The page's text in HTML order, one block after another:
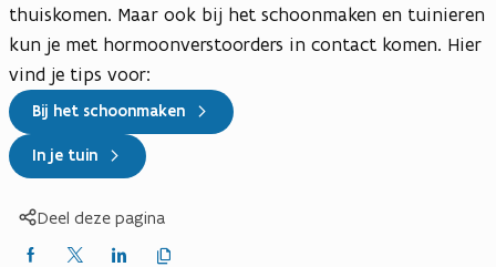
thuiskomen. Maar ook bij het schoonmaken en tuinieren
kun je met hormoonverstoorders in contact komen. Hier
vind je tips voor:
Bij het schoonmaken
In je tuin
Deel deze pagina
Delen
Delen
Delen
link